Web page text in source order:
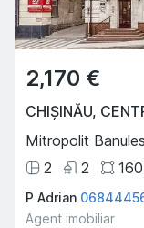
2,170 €
CHIȘINĂU,
Mitropolit
2
2 160
P Adrian
Agent imobiliar